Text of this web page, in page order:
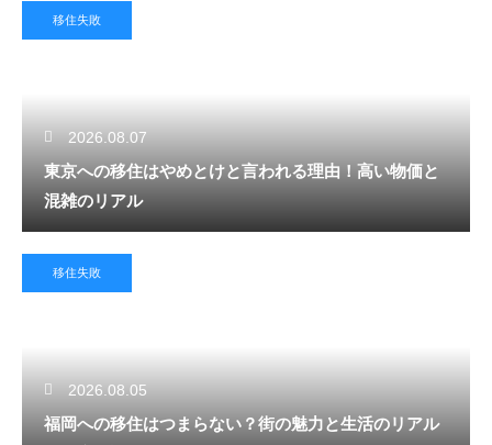
移住失敗
2026.08.07
東京への移住はやめとけと言われる理由！高い物価と
混雑のリアル
移住失敗
2026.08.05
福岡への移住はつまらない？街の魅力と生活のリアル